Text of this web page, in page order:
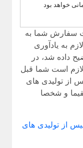
خواهد بود
سفارش شما به
به یادآوری
داده شد، در
است شما قبل
از تولیدی های
و شخصا
از تولیدی های